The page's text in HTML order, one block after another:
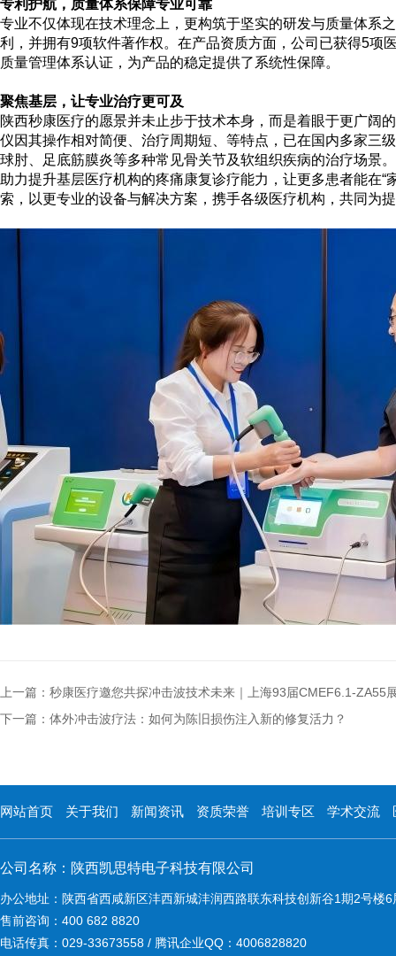
专利护航，质量体系保障专业可靠
专业不仅体现在技术理念上，更构筑于坚实的研发与质量体系
利，并拥有9项软件著作权。在产品资质方面，公司已获得5项
质量管理体系认证，为产品的稳定提供了系统性保障。
聚焦基层，让专业治疗更可及
陕西秒康医疗的愿景并未止步于技术本身，而是着眼于更广阔
仪因其操作相对简便、治疗周期短、等特点，已在国内多家三
球肘、
足底筋膜炎等多种常见骨关节及软组织疾病的治疗场景。
助力提升基层医疗机构的疼痛康复诊疗能力，让更多患者能在“
索，以更专业的设备与解决方案，携手各级医疗机构，共同为
上一篇：秒康医疗邀您共探冲击波技术未来｜上海93届CMEF6.1-ZA55
下一篇：体外冲击波疗法：如何为陈旧损伤注入新的修复活力？
网站首页 关于我们 新闻资讯 资质荣誉 培训专区 学术交流
公司名称：陕西凯思特电子科技有限公司
办公地址：陕西省西咸新区沣西新城沣润西路联东科技创新谷1期2号楼6
售前咨询：400 682 8820
电话传真：029-33673558 / 腾讯企业QQ：4006828820